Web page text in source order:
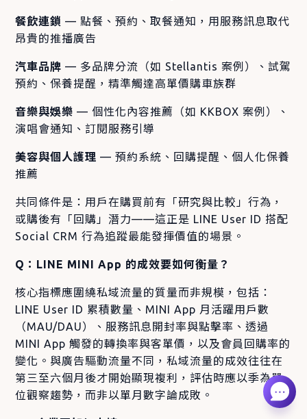
餐飲連鎖 — 點餐、預約、取餐通知，用服務訊息取代
昂貴的推播廣告
汽車品牌 — 多品牌分流（如 Stellantis 案例）、試駕
預約、保養提醒，精準觸達高單價購車族群
音樂與娛樂 — 個性化內容推薦（如 KKBOX 案例）、
演唱會通知、訂閱服務引導
美容與個人護理 — 預約系統、回購提醒、個人化保養
推薦
共同條件是：用戶在購買前有「研究與比較」行為，
或購後有「回購」潛力——這正是 LINE User ID 搭配
Social CRM 行為追蹤最能發揮價值的場景。
Q：LINE MINI App 的成效要如何衡量？
核心指標應圍繞私域流量的質量而非規模，包括：
LINE User ID 累積數量、MINI App 月活躍用戶數
（MAU/DAU）、服務訊息開封率與點擊率、透過
MINI App 觸發的轉換率與客單價，以及會員回購率的
變化。與廣告驅動流量不同，私域流量的成效往往在
第三至六個月後才開始顯現複利，評估時應以季為單
位觀察趨勢，而非以單月數字論成敗。